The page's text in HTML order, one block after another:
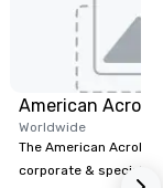
Worldwide
The American
corporate & special